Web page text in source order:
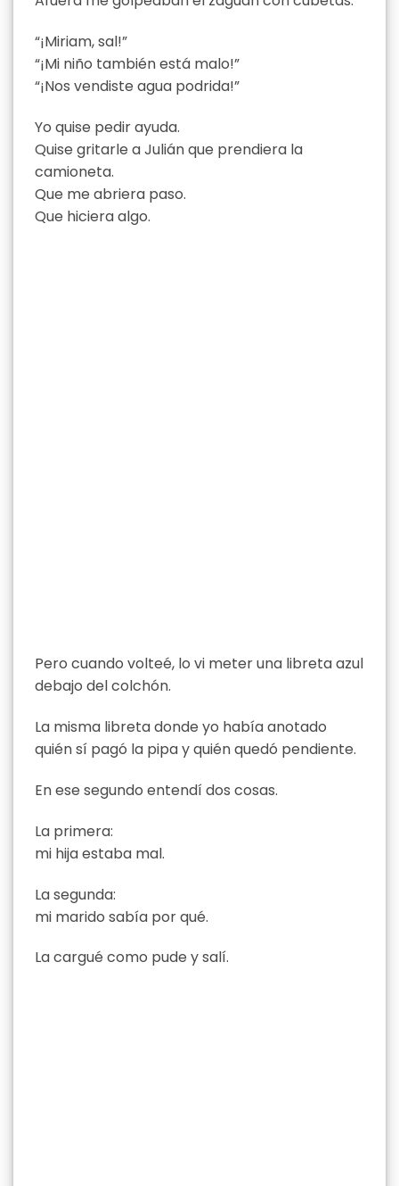
“¡Miriam, sal!”
“¡Mi niño también está malo!”
“¡Nos vendiste agua podrida!”
Yo quise pedir ayuda.
Quise gritarle a Julián que prendiera la
camioneta.
Que me abriera paso.
Que hiciera algo.
Pero cuando volteé, lo vi meter una libreta azul
debajo del colchón.
La misma libreta donde yo había anotado
quién sí pagó la pipa y quién quedó pendiente.
En ese segundo entendí dos cosas.
La primera:
mi hija estaba mal.
La segunda:
mi marido sabía por qué.
La cargué como pude y salí.